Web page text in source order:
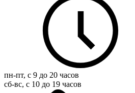
пн-пт, с 9 до 20 часов
сб-вс, с 10 до 19 часов